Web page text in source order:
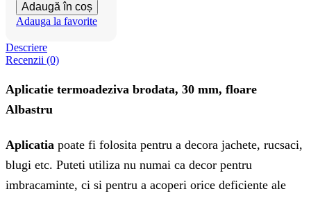
Adaugă în coș
Adauga la favorite
Descriere
Recenzii (0)
Aplicatie termoadeziva brodata, 30 mm, floare
Albastru
Aplicatia poate fi folosita pentru a decora jachete, rucsaci,
blugi etc. Puteti utiliza nu numai ca decor pentru
imbracaminte, ci si pentru a acoperi orice deficiente ale